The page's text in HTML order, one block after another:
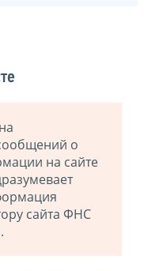
о
на сайте
сайта ФНС